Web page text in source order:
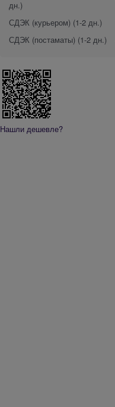
дн.)
СДЭК (курьером) (1-2 дн.)
СДЭК (постаматы) (1-2 дн.)
Нашли дешевле?